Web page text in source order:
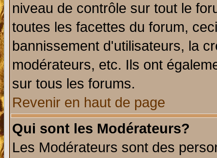
niveau de contrôle sur tout le
toutes les facettes du forum,
bannissement d'utilisateurs, la
modérateurs, etc. Ils ont
sur tous les forums.
Revenir en haut de page
Qui sont les Modérateurs?
Les Modérateurs sont des